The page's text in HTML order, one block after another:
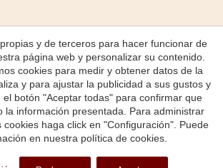
Chimeneas Pio
Política de Cookies
iEstrategic
y de terceros para hacer funcionar de
página web y personalizar su contenido.
cookies para medir y obtener datos de la
y para ajustar la publicidad a sus gustos y
el botón "Aceptar todas" para confirmar que
la información presentada. Para administrar
cookies haga click en "Configuración". Puede
en nuestra política de cookies